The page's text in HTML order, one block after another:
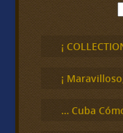
c
a
¡
¡
… Cuba